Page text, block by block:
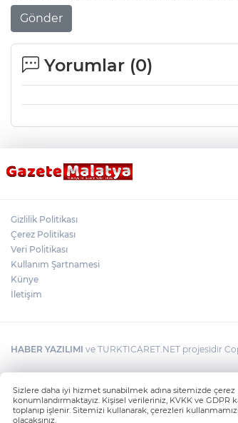
Gönder
Yorumlar (0)
Gizlilik Politikası
Çerez Politikası
Veri Politikası
Kullanım Şartnamesi
Künye
İletişim
HABER YAZILIMI ve TURKTICARET.NET projesidir
Sizlere daha iyi hizmet sunabilmek adına sitemizde çerez
konumlandırmaktayız. Kişisel verileriniz, KVKK ve GDPR
toplanıp işlenir. Sitemizi kullanarak, çerezleri
olacaksınız.
Whatsapp